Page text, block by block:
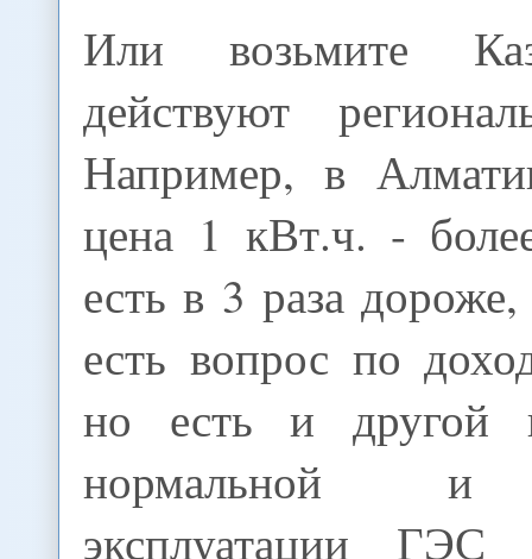
Или возьмите
действуют
Например, в
цена 1 кВт.ч. -
есть в 3 раза
есть вопрос по
но есть и другой
нормальной и
эксплуатации